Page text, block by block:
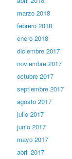
marzo 2018
febrero 2018
enero 2018
diciembre 2017
noviembre 2017
octubre 2017
septiembre 2017
agosto 2017
julio 2017
junio 2017
mayo 2017
abril 2017